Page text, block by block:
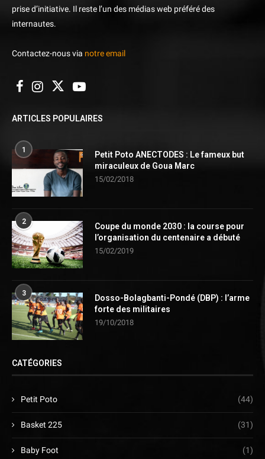
prise d’initiative. Il reste l’un des médias web préféré des
internautes.
Contactez-nous via notre email
ARTICLES POPULAIRES
1
Petit Poto ANECTODES : Le fameux but
miraculeux de Goua Marc
15/02/2018
2
Coupe du monde 2030 : la course pour
l’organisation du centenaire a débuté
15/02/2019
3
Dosso-Bolagbanti-Pondé (DBP) : l’arme
forte des militaires
19/10/2018
CATÉGORIES
Petit Poto (44)
Basket 225 (31)
Baby Foot (1)